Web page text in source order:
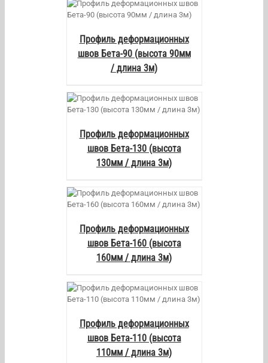
Профиль деформационных
швов Бета-90 (высота 90мм
/ длина 3м)
Профиль деформационных
швов Бета-130 (высота
130мм / длина 3м)
Профиль деформационных
швов Бета-160 (высота
160мм / длина 3м)
Профиль деформационных
швов Бета-110 (высота
110мм / длина 3м)